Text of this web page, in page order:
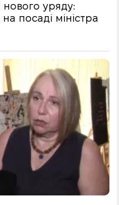
нового уряду:
посаді міністра